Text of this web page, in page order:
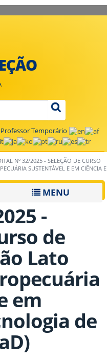
Professor Temporário
Nº 32/2025 - SELEÇÃO DE CURSO
SUSTENTÁVEL E EM CIÊNCIA E
MENU
-
de
Lato
em
de